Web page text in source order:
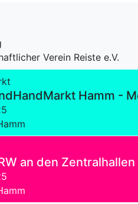
Verein Reiste e.V.
Hamm -
an den